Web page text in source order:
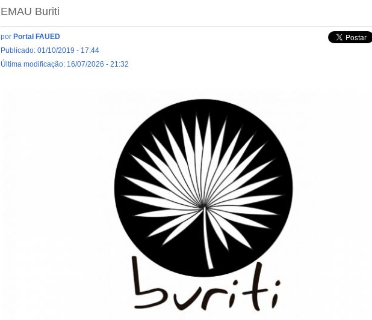
EMAU Buriti
por Portal FAUED
Publicado: 01/10/2019 - 17:44
Última modificação: 16/07/2026 - 21:32